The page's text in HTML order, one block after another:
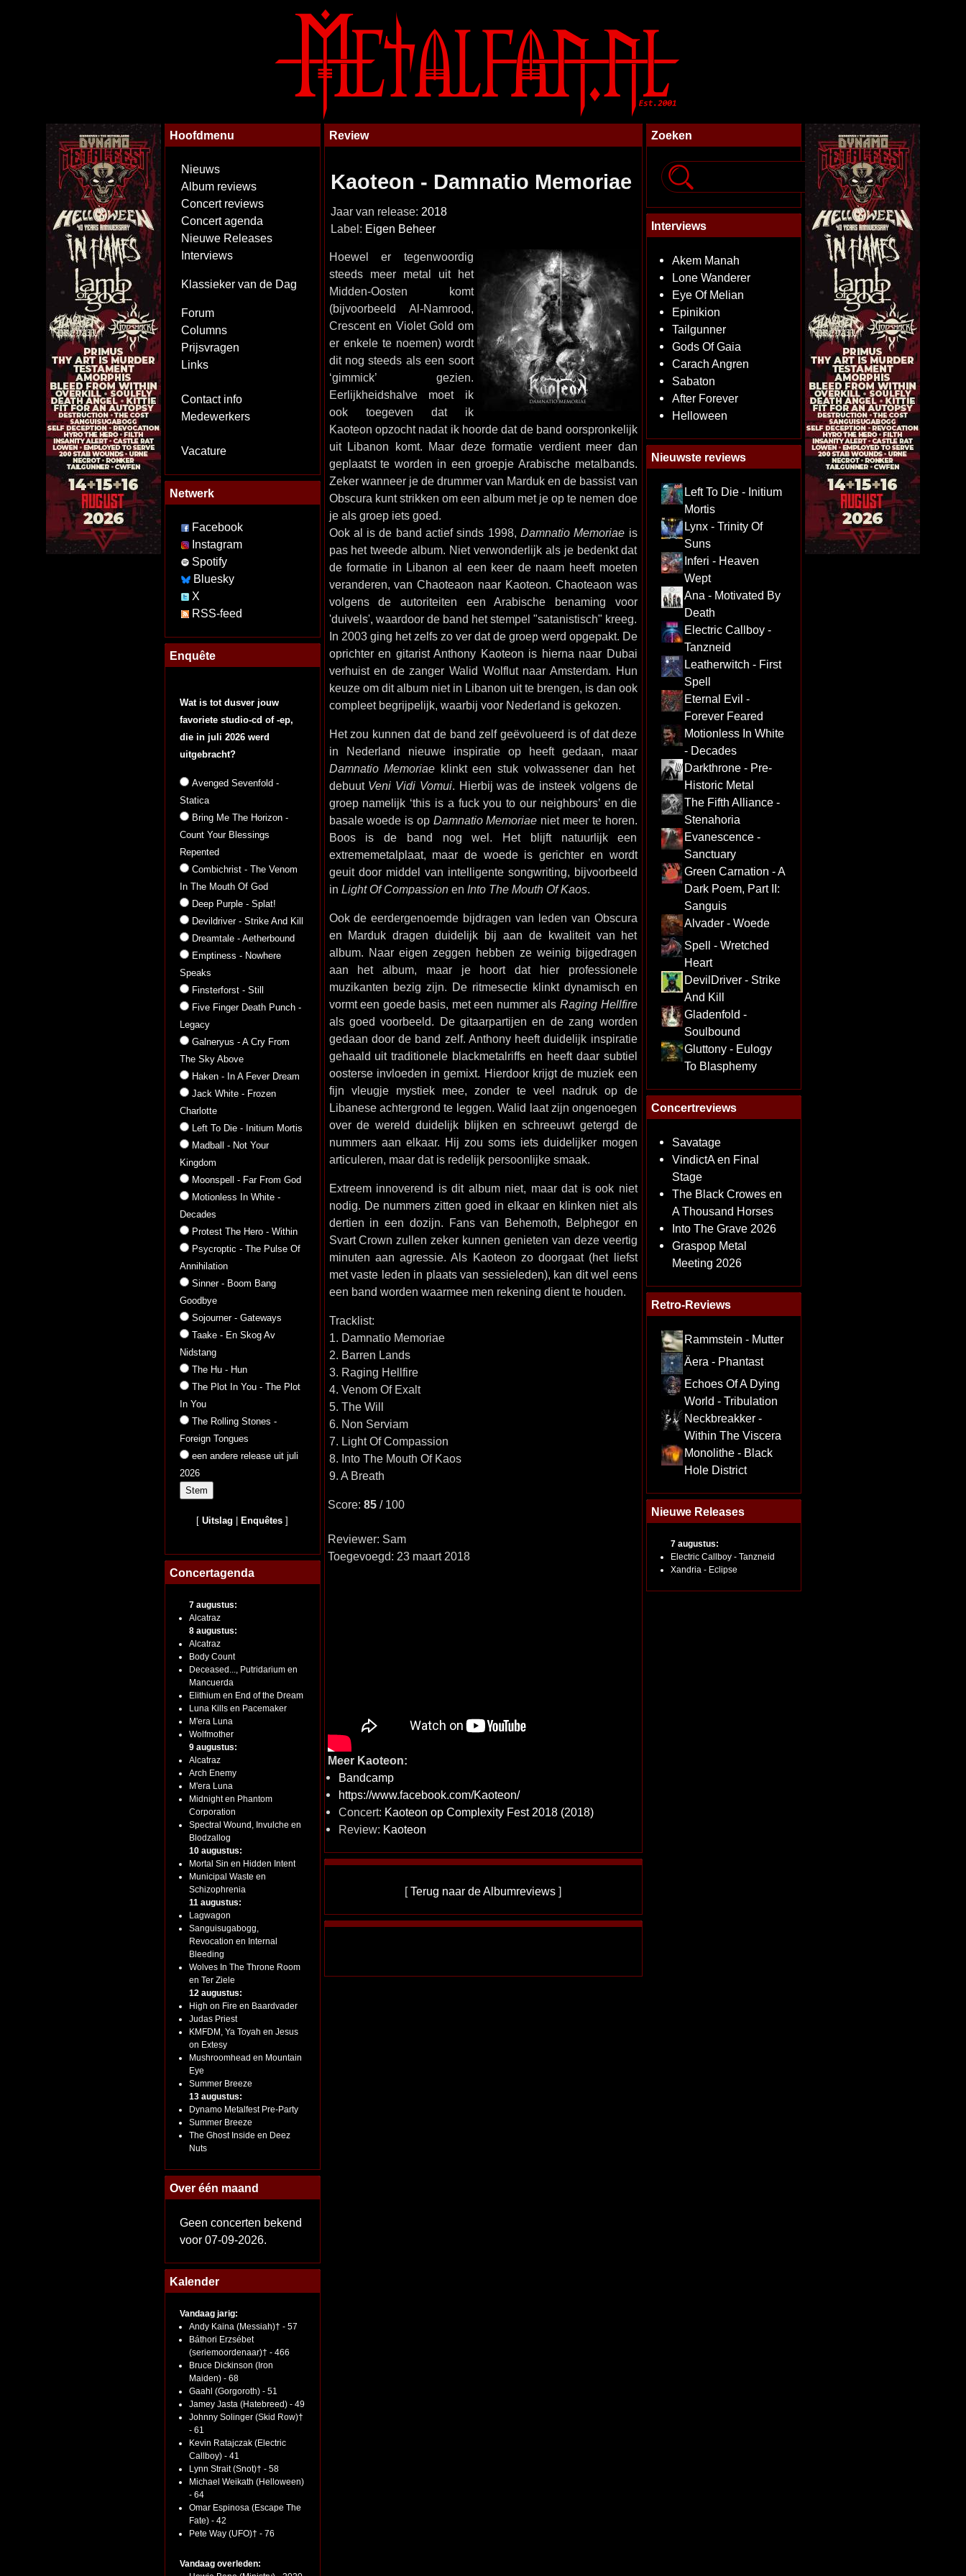
Hoofdmenu
Nieuws
Album reviews
Concert reviews
Concert agenda
Nieuwe Releases
Interviews
Klassieker van de Dag
Forum
Columns
Prijsvragen
Links
Contact info
Medewerkers
Vacature
Netwerk
Facebook
Instagram
Spotify
Bluesky
X
RSS-feed
Enquête
Wat is tot dusver jouw
favoriete studio-cd of -ep,
die in juli 2026 werd
uitgebracht?
Avenged Sevenfold -
Statica
Bring Me The Horizon -
Count Your Blessings
Repented
Combichrist - The Venom
In The Mouth Of God
Deep Purple - Splat!
Devildriver - Strike And Kill
Dreamtale - Aetherbound
Emptiness - Nowhere
Speaks
Finsterforst - Still
Five Finger Death Punch -
Legacy
Galneryus - A Cry From
The Sky Above
Haken - In A Fever Dream
Jack White - Frozen
Charlotte
Left To Die - Initium Mortis
Madball - Not Your
Kingdom
Moonspell - Far From God
Motionless In White -
Decades
Protest The Hero - Within
Psycroptic - The Pulse Of
Annihilation
Sinner - Boom Bang
Goodbye
Sojourner - Gateways
Taake - En Skog Av
Nidstang
The Hu - Hun
The Plot In You - The Plot
In You
The Rolling Stones -
Foreign Tongues
een andere release uit juli
2026
[Uitslag Enquêtes ]
Concertagenda
7 augustus:
Alcatraz
8 augustus:
Alcatraz
Body Count
Deceased..., Putridarium en
Mancuerda
Elithium en End of the Dream
Luna Kills en Pacemaker
M'era Luna
Wolfmother
9 augustus:
Alcatraz
Arch Enemy
M'era Luna
Midnight en Phantom
Corporation
Spectral Wound, Invulche en
Blodzallog
10 augustus:
Mortal Sin en Hidden Intent
Municipal Waste en
Schizophrenia
11 augustus:
Lagwagon
Sanguisugabogg,
Revocation en Internal
Bleeding
Wolves In The Throne Room
en Ter Ziele
12 augustus:
High on Fire en Baardvader
Judas Priest
KMFDM, Ya Toyah en Jesus
on Extesy
Mushroomhead en Mountain
Eye
Summer Breeze
13 augustus:
Dynamo Metalfest Pre-Party
Summer Breeze
The Ghost Inside en Deez
Nuts
Over één maand
Geen concerten bekend
voor 07-09-2026.
Kalender
Vandaag jarig:
Andy Kaina (Messiah)† - 57
Báthori Erzsébet
(seriemoordenaar)† - 466
Bruce Dickinson (Iron
Maiden) - 68
Gaahl (Gorgoroth) - 51
Jamey Jasta (Hatebreed) - 49
Johnny Solinger (Skid Row)†
- 61
Kevin Ratajczak (Electric
Callboy) - 41
Lynn Strait (Snot)† - 58
Michael Weikath (Helloween)
- 64
Omar Espinosa (Escape The
Fate) - 42
Pete Way (UFO)† - 76
Vandaag overleden:
Review
Kaoteon - Damnatio Memoriae
Jaar van release: 2018
Label: Eigen Beheer
Hoewel er tegenwoordig
steeds meer metal uit het
Midden-Oosten komt
(bijvoorbeeld Al-Namrood,
Crescent en Violet Gold om
er enkele te noemen) wordt
dit nog steeds als een soort
‘gimmick’ gezien.
Eerlijkheidshalve moet ik
ook toegeven dat ik
Kaoteon opzocht nadat ik hoorde dat de band oorspronkelijk
uit Libanon komt. Maar deze formatie verdient meer dan
geplaatst te worden in een groepje Arabische metalbands.
Zeker wanneer je de drummer van Marduk en de bassist van
Obscura kunt strikken om een album met je op te nemen doe
je als groep iets goed.
Ook al is de band actief sinds 1998, Damnatio Memoriae is
pas het tweede album. Niet verwonderlijk als je bedenkt dat
de formatie in Libanon al een keer de naam heeft moeten
veranderen, van Chaoteaon naar Kaoteon. Chaoteaon was
volgens de autoriteiten een Arabische benaming voor
'duivels', waardoor de band het stempel "satanistisch" kreeg.
In 2003 ging het zelfs zo ver dat de groep werd opgepakt. De
oprichter en gitarist Anthony Kaoteon is hierna naar Dubai
verhuist en de zanger Walid Wolflut naar Amsterdam. Hun
keuze om dit album niet in Libanon uit te brengen, is dan ook
compleet begrijpelijk, waarbij voor Nederland is gekozen.
Het zou kunnen dat de band zelf geëvolueerd is of dat deze
in Nederland nieuwe inspiratie op heeft gedaan, maar
Damnatio Memoriae klinkt een stuk volwassener dan het
debuut Veni Vidi Vomui. Hierbij was de insteek volgens de
groep namelijk ‘this is a fuck you to our neighbours’ en die
basale woede is op Damnatio Memoriae niet meer te horen.
Boos is de band nog wel. Het blijft natuurlijk een
extrememetalplaat, maar de woede is gerichter en wordt
geuit door middel van intelligente songwriting, bijvoorbeeld
in Light Of Compassion en Into The Mouth Of Kaos.
Ook de eerdergenoemde bijdragen van leden van Obscura
en Marduk dragen duidelijk bij aan de kwaliteit van het
album. Naar eigen zeggen hebben ze weinig bijgedragen
aan het album, maar je hoort dat hier professionele
muzikanten bezig zijn. De ritmesectie klinkt dynamisch en
vormt een goede basis, met een nummer als Raging Hellfire
als goed voorbeeld. De gitaarpartijen en de zang worden
gedaan door de band zelf. Anthony heeft duidelijk inspiratie
gehaald uit traditionele blackmetalriffs en heeft daar subtiel
oosterse invloeden in gemixt. Hierdoor krijgt de muziek een
fijn vleugje mystiek mee, zonder te veel nadruk op de
Libanese achtergrond te leggen. Walid laat zijn ongenoegen
over de wereld duidelijk blijken en schreeuwt getergd de
nummers aan elkaar. Hij zou soms iets duidelijker mogen
articuleren, maar dat is redelijk persoonlijke smaak.
Extreem innoverend is dit album niet, maar dat is ook niet
nodig. De nummers zitten goed in elkaar en klinken niet als
dertien in een dozijn. Fans van Behemoth, Belphegor en
Svart Crown zullen zeker kunnen genieten van deze veertig
minuten aan agressie. Als Kaoteon zo doorgaat (het liefst
met vaste leden in plaats van sessieleden), kan dit wel eens
een band worden waarmee men rekening dient te houden.
Tracklist:
1. Damnatio Memoriae
2. Barren Lands
3. Raging Hellfire
4. Venom Of Exalt
5. The Will
6. Non Serviam
7. Light Of Compassion
8. Into The Mouth Of Kaos
9. A Breath
Score: 85/ 100
Reviewer: Sam
Toegevoegd: 23 maart 2018
Meer Kaoteon:
Bandcamp
https://www.facebook.com/Kaoteon/
Concert: Kaoteon op Complexity Fest 2018 (2018)
Review: Kaoteon
[Terug naar de Albumreviews ]
Zoeken
Interviews
Akem Manah
Lone Wanderer
Eye Of Melian
Epinikion
Tailgunner
Gods Of Gaia
Carach Angren
Sabaton
After Forever
Helloween
Nieuwste reviews
Left To Die - Initium
Mortis
Lynx - Trinity Of
Suns
Inferi - Heaven
Wept
Ana - Motivated By
Death
Electric Callboy -
Tanzneid
Leatherwitch - First
Spell
Eternal Evil -
Forever Feared
Motionless In White
- Decades
Darkthrone - Pre-
Historic Metal
The Fifth Alliance -
Stenahoria
Evanescence -
Sanctuary
Green Carnation - A
Dark Poem, Part II:
Sanguis
Alvader - Woede
Spell - Wretched
Heart
DevilDriver - Strike
And Kill
Gladenfold -
Soulbound
Gluttony - Eulogy
To Blasphemy
Concertreviews
Savatage
VindictA en Final
Stage
The Black Crowes en
A Thousand Horses
Into The Grave 2026
Graspop Metal
Meeting 2026
Retro-Reviews
Rammstein - Mutter
Äera - Phantast
Echoes Of A Dying
World - Tribulation
Neckbreakker -
Within The Viscera
Monolithe - Black
Hole District
Nieuwe Releases
7 augustus:
Electric Callboy - Tanzneid
Xandria - Eclipse